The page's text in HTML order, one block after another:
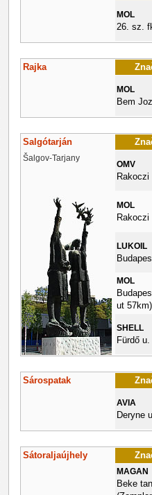
MOL
26. sz.
Rajka
MOL
Bem
Salgótarján
Šalgov-Tarjany
OMV
Rakoczi
MOL
Rakoczi
LUKOIL
MOL
ut 57km)
SHELL
Fürdő u.
Sárospatak
AVIA
Deryne
Sátoraljaújhely
MAGAN
Beke